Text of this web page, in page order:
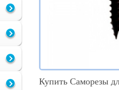
Купить Саморезы